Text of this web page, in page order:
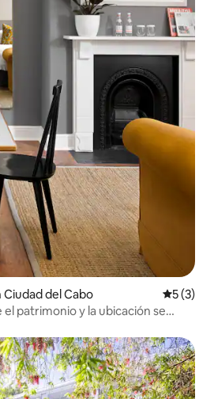
del Cabo
5 (3)
patrimonio y la ubicación se